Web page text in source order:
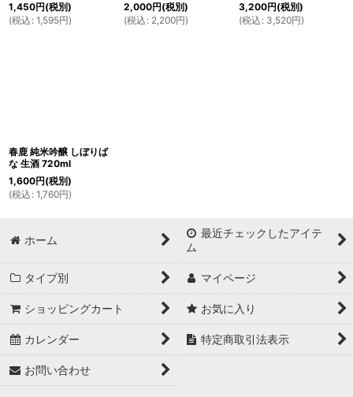
1,450円(税別)
(税込 : 1,595円)
2,000円(税別)
(税込 : 2,200円)
3,200円(税別)
(税込 : 3,520円)
春鹿 純米吟醸 しぼりば
な 生酒 720ml
1,600円(税別)
(税込 : 1,760円)
ホーム
最近チェックしたアイテ
ム
タイプ別 マイページ
ショッピングカート お気に入り
カレンダー 特定商取引法表示
お問い合わせ